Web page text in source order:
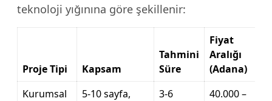
teknoloji yığınına göre şekillenir:
Proje Tipi Kapsam
Tahmini
Süre
Fiyat
Aralığı
(Adana)
Kurumsal
5-10 sayfa,
3-6
40.000 –